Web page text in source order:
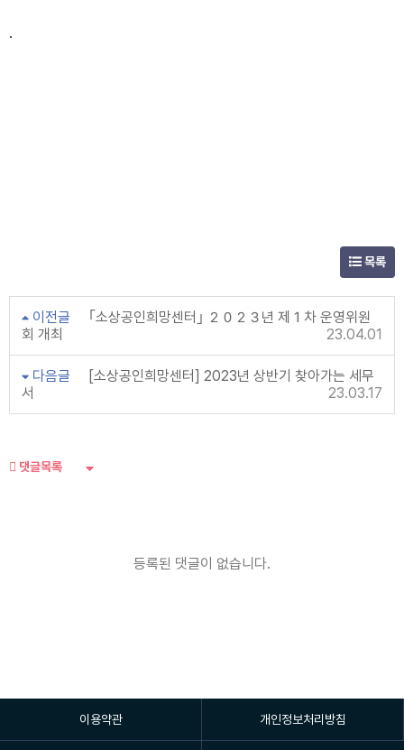
.
목록
이전글
｢소상공인희망센터｣ ２０２３년 제１차 운영위원
회 개최
23.04.01
다음글
[소상공인희망센터] 2023년 상반기 찾아가는 세무
서
23.03.17
댓글목록
등록된 댓글이 없습니다.
이용약관 개인정보처리방침